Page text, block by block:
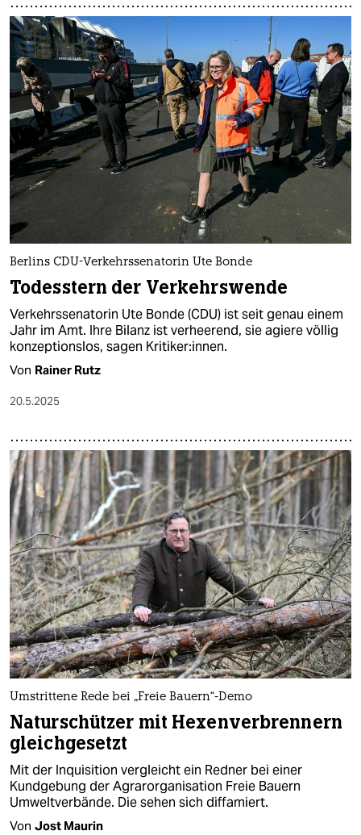
Berlins CDU-Verkehrssenatorin Ute Bonde
Todesstern der Verkehrswende
Verkehrssenatorin Ute Bonde (CDU) ist seit genau einem
Jahr im Amt. Ihre Bilanz ist verheerend, sie agiere völlig
konzeptionslos, sagen Kritiker:innen.
Von Rainer Rutz
20.5.2025
Umstrittene Rede bei „Freie Bauern“-Demo
Naturschützer mit Hexenverbrennern
gleichgesetzt
Mit der Inquisition vergleicht ein Redner bei einer
Kundgebung der Agrarorganisation Freie Bauern
Umweltverbände. Die sehen sich diffamiert.
Von Jost Maurin